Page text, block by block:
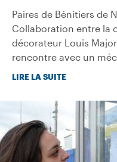
Paires de Bénitiers de
Collaboration entre la
décorateur Louis
rencontre avec un
LIRE LA SUITE